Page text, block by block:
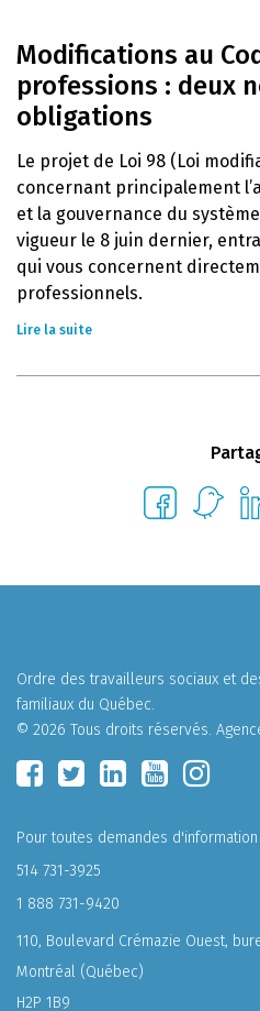
Modifications au
professions : deux
obligations
Le projet de Loi 98 (Loi
concernant principalement
et la gouvernance du
vigueur le 8 juin dernier,
qui vous concernent
professionnels.
Lire la suite
Ordre des travailleurs sociaux et
familiaux du Québec.
© 2026 Tous droits réservés.
Pour toutes demandes
514 731-3925
1 888 731-9420
110, Boulevard Crémazie Ouest,
Montréal (Québec)
H2P 1B9